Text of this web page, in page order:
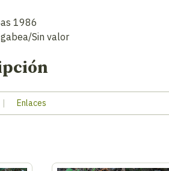
1986
Sin valor
| Enlaces